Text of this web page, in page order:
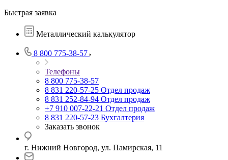
Быстрая заявка
Металлический калькулятор
8 800 775-38-57
Телефоны
8 800 775-38-57
8 831 220-57-25 Отдел продаж
8 831 252-84-94 Отдел продаж
+7 910 007-22-21 Отдел продаж
8 831 220-57-23 Бухгалтерия
Заказать звонок
г. Нижний Новгород, ул. Памирская, 11